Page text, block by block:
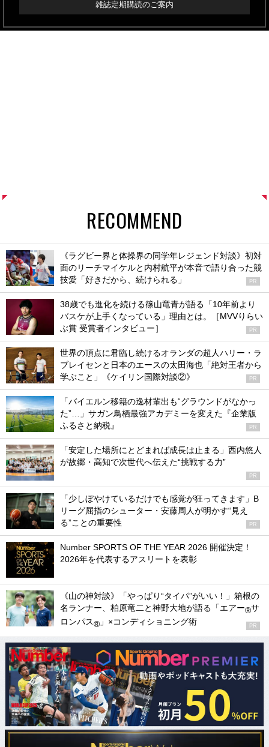
雑誌定期購読のご案内
RECOMMEND
《ラグビー界と体操界の同学年レジェンド対談》初対
面のリーチマイケルと内村航平が本音で語り合った競
技愛「好きだから、続けられる」
PR
38歳でも進化を続ける篠山竜青が語る「10年前より
バスケが上手くなっている」理由とは。［MVVりらい
ぶ賞 受賞者インタビュー］
PR
世界の頂点に君臨し続けるオランダの超人ハリー・ラ
ブレイセンと日本のエースの太田海也「絶対王者から
学ぶこと」《ケイリン国際対談②》
PR
「バイエルン移籍の逸材輩出も“グラウンドがなかっ
た”…」サガン鳥栖最強アカデミーを変えた『企業版
ふるさと納税』
PR
「安定した場所にとどまれば成長は止まる」西内悠人
が故郷・高知で次世代へ伝えた“挑戦する力”
PR
「少しぼやけているだけでも感覚が狂ってきます」B
リーグ屈指のシューター・安藤周人が明かす“見え
る”ことの重要性
PR
Number SPORTS OF THE YEAR 2026 開催決定！
2026年を代表するアスリートを表彰
《山の神対談》「やっぱり“タイパ”がいい！」箱根の
名ランナー、柏原竜二と神野大地が語る「エアー®サ
ロンパス® 」×コンディショニング術 PR